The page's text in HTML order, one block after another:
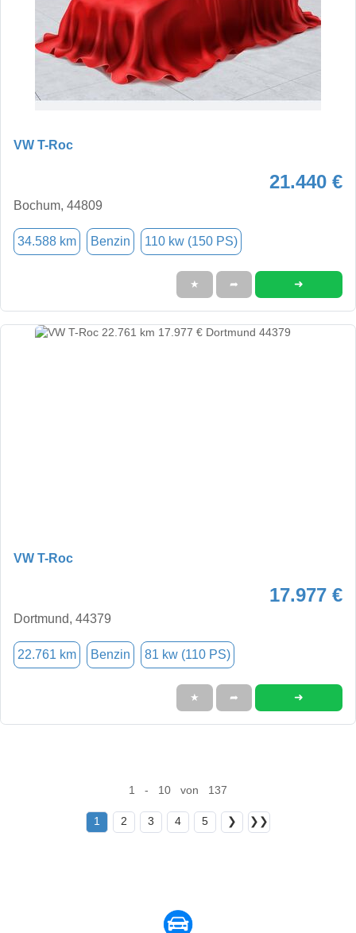
VW T-Roc
21.440 €
Bochum, 44809
34.588 km Benzin 110 kw (150 PS)
★ ➦ ➜
VW T-Roc
17.977 €
Dortmund, 44379
22.761 km Benzin 81 kw (110 PS)
★ ➦ ➜
1 - 10 von 137
1 2 3 4 5 ❯ ❯❯